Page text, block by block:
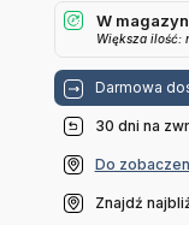
W
Większa ilość:
Darmowa
30 dni na
Do
Znajdź